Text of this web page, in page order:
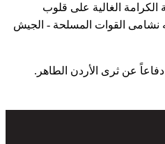
الغالية على قلوب
القوات المسلحة - الجيش
ثرى الأردن الطاهر.